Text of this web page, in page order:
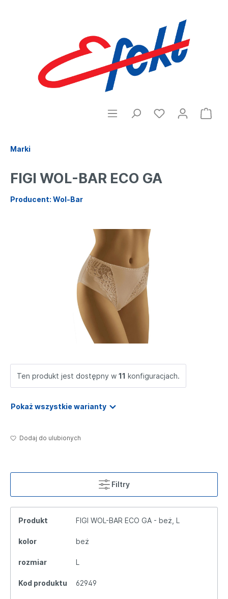
Marki
FIGI WOL-BAR ECO GA
Producent: Wol-Bar
Ten produkt jest dostępny w 11 konfiguracjach.
Pokaż wszystkie warianty
Dodaj do ulubionych
Filtry
Produkt FIGI WOL-BAR ECO GA - beż, L
kolor beż
rozmiar L
Kod produktu 62949